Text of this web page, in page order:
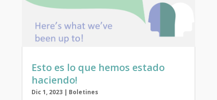
Esto es lo que hemos estado
haciendo!
Dic 1, 2023| Boletines